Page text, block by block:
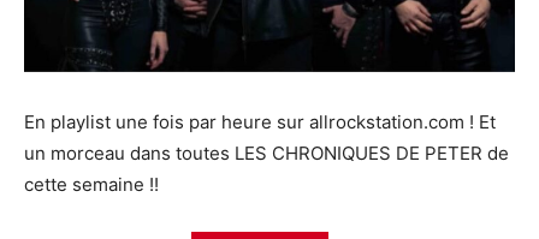
En playlist une fois par heure sur allrockstation.com ! Et
un morceau dans toutes LES CHRONIQUES DE PETER de
cette semaine !!